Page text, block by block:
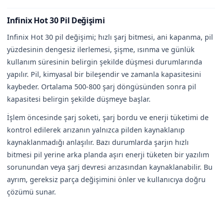
Infinix Hot 30 Pil Değişimi
Infinix Hot 30 pil değişimi; hızlı şarj bitmesi, ani kapanma, pil
yüzdesinin dengesiz ilerlemesi, şişme, ısınma ve günlük
kullanım süresinin belirgin şekilde düşmesi durumlarında
yapılır. Pil, kimyasal bir bileşendir ve zamanla kapasitesini
kaybeder. Ortalama 500-800 şarj döngüsünden sonra pil
kapasitesi belirgin şekilde düşmeye başlar.
İşlem öncesinde şarj soketi, şarj bordu ve enerji tüketimi de
kontrol edilerek arızanın yalnızca pilden kaynaklanıp
kaynaklanmadığı anlaşılır. Bazı durumlarda şarjın hızlı
bitmesi pil yerine arka planda aşırı enerji tüketen bir yazılım
sorunundan veya şarj devresi arızasından kaynaklanabilir. Bu
ayrım, gereksiz parça değişimini önler ve kullanıcıya doğru
çözümü sunar.